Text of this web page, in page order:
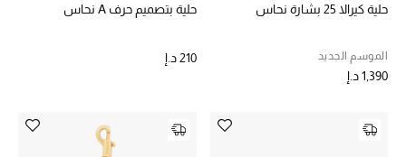
حلية كيرالا 25 بشارة نحاس
الموسم الجديد
1,390 د.إ
حلية بتصميم حرف A نحاس
210 د.إ